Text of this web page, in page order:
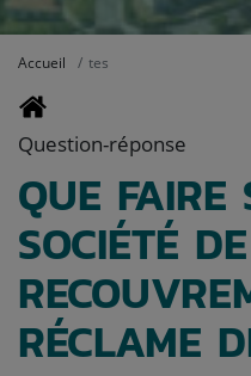
Accueil tes
Question-réponse
QUE FAIRE
SOCIÉTÉ DE
RÉCLAME